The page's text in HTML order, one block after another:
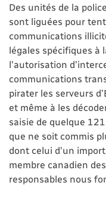
Des unités de la
sont liguées pour
communications
légales spécifiques à
l’autorisation
communications
pirater les serveurs
et même à les
saisie de quelque
que ne soit commis
dont celui d’un
membre canadien
responsables nous